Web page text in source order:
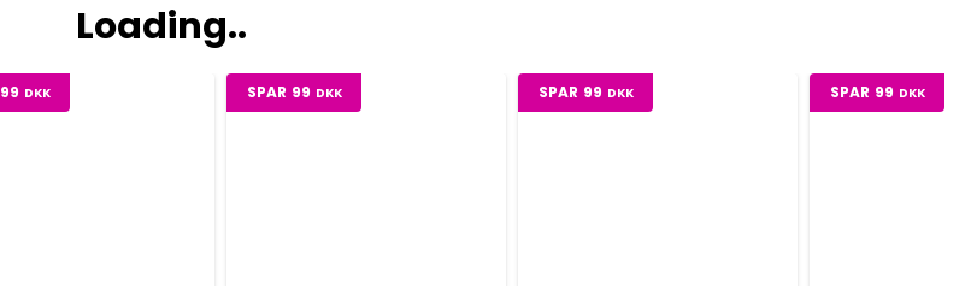
Loading..
99 DKK SPAR 99 DKK SPAR 99 DKK SPAR 99 DKK